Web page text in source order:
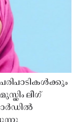
ലീഗ്